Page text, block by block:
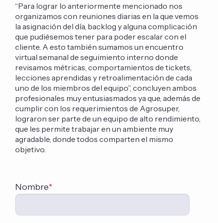
“Para lograr lo anteriormente mencionado nos
organizamos con reuniones diarias en la que vemos
la asignación del día, backlog y alguna complicación
que pudiésemos tener para poder escalar con el
cliente. A esto también sumamos un encuentro
virtual semanal de seguimiento interno donde
revisamos métricas, comportamientos de tickets,
lecciones aprendidas y retroalimentación de cada
uno de los miembros del equipo”, concluyen ambos
profesionales muy entusiasmados ya que, además de
cumplir con los requerimientos de Agrosuper,
lograron ser parte de un equipo de alto rendimiento,
que les permite trabajar en un ambiente muy
agradable, donde todos comparten el mismo
objetivo.
Nombre*